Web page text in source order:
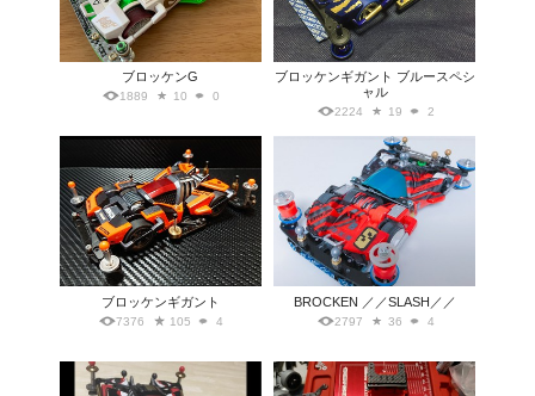
ブロッケンG
1889 10 0
ブロッケンギガント ブルースペシ
ャル
2224 19 2
ブロッケンギガント
7376 105 4
BROCKEN ／／SLASH／／
2797 36 4